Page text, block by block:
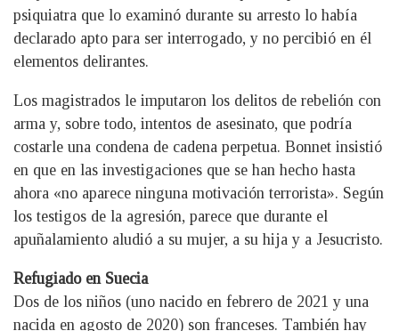
psiquiatra que lo examinó durante su arresto lo había
declarado apto para ser interrogado, y no percibió en él
elementos delirantes.
Los magistrados le imputaron los delitos de rebelión con
arma y, sobre todo, intentos de asesinato, que podría
costarle una condena de cadena perpetua. Bonnet insistió
en que en las investigaciones que se han hecho hasta
ahora «no aparece ninguna motivación terrorista». Según
los testigos de la agresión, parece que durante el
apuñalamiento aludió a su mujer, a su hija y a Jesucristo.
Refugiado en Suecia
Dos de los niños (uno nacido en febrero de 2021 y una
nacida en agosto de 2020) son franceses. También hay